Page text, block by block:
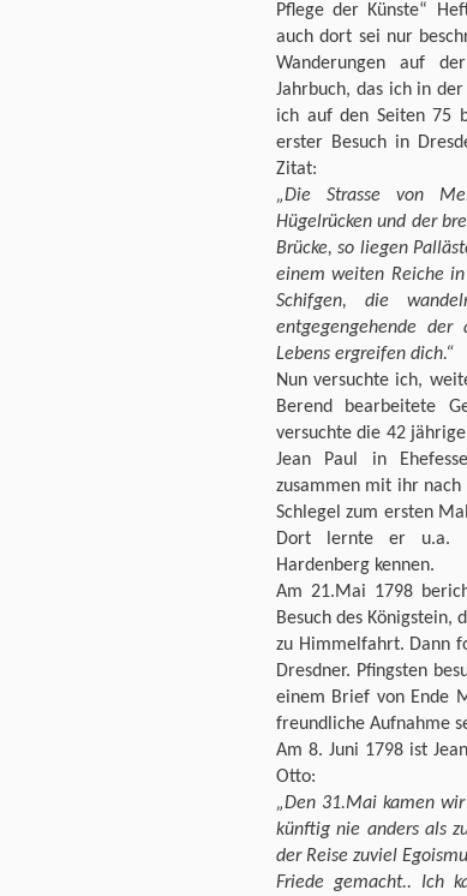
Pflege der Künste“
auch dort sei nur
Wanderungen auf
Jahrbuch, das ich in
ich auf den Seiten 75
erster Besuch in
Zitat:
„Die Strasse von
Hügelrücken und der
Brücke, so liegen
einem weiten Reiche
Schifgen, die
entgegengehende
Lebens ergreifen dich.“
Nun versuchte ich,
Berend bearbeitete
versuchte die 42
Jean Paul in
zusammen mit ihr
Schlegel zum ersten
Dort lernte er u.a.
Hardenberg kennen.
Am 21.Mai 1798
Besuch des Königstein,
zu Himmelfahrt. Dann
Dresdner. Pfingsten
einem Brief von Ende
freundliche Aufnahme
Am 8. Juni 1798 ist
Otto:
„Den 31.Mai kamen
künftig nie anders als
der Reise zuviel
Friede gemacht.. Ich